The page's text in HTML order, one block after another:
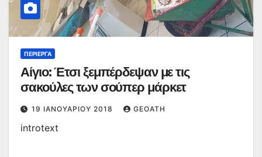
ΠΕΡΊΕΡΓΑ
Αίγιο: Έτσι ξεμπέρδεψαν με τις
σακούλες των σούπερ μάρκετ
19 ΙΑΝΟΥΑΡΊΟΥ 2018 GEOATH
introtext